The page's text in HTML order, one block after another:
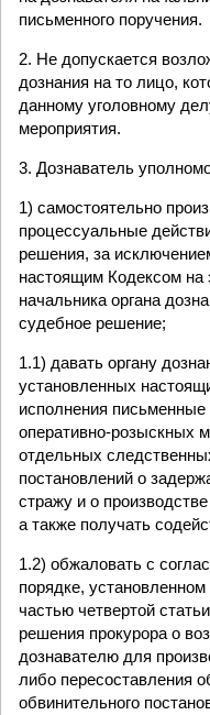
письменного поручения.
2. Не допускается
дознания на то лицо,
данному уголовному
мероприятия.
3. Дознаватель
1) самостоятельно
процессуальные
решения, за
настоящим Кодексом на
начальника органа
судебное решение;
1.1) давать органу
установленных
исполнения
оперативно-розыскных
отдельных
постановлений о
стражу и о
а также получать
1.2) обжаловать с
порядке,
частью четвертой
решения прокурора о
дознавателю для
либо пересоставления
обвинительного